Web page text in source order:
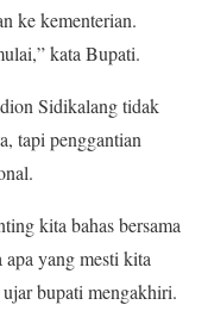
ke kementerian.
kata Bupati.
Sidikalang tidak
tapi penggantian
kita bahas bersama
yang mesti kita
bupati mengakhiri.